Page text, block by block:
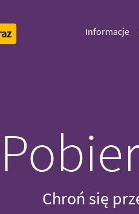
Informacje
Chroń się